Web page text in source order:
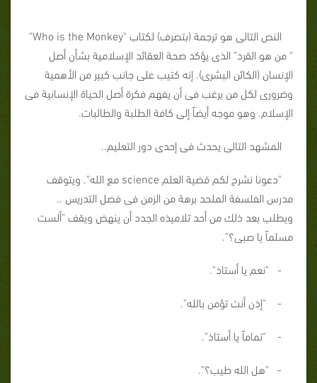
النص التالى هو ترجمة (بتصرف) لكتاب "Who is the Monkey"
" من هو القرد" الذى يؤكد صحة العقائد الإسلامية بشأن أصل
الإنسان (الكائن البشرى). إنه كتيب على جانب كبير من الأهمية
وضرورى لكل من يرغب فى أن يفهم فكرة أصل الحياة الإنسانية فى
الإسلام. وهو موجه أيضاً إلى كافة الطلبة والطالبات.
المشهد التالى يحدث فى إحدى دور التعليم..
"دعونا نشرح لكم قضية العلم science مع الله". ويتوقف
مدرس الفلسفة الملحد برهة من الزمن فى فصل التدريس ..
ويطلب بعد ذلك من أحد تلاميذه الجدد أن ينهض ويقف "ألست
مسلماً يا صبى؟".
- "نعم يا أستاذ".
- "إذن أنت تؤمن بالله".
- "تماماً يا أستاذ".
- "هل الله طيب؟".